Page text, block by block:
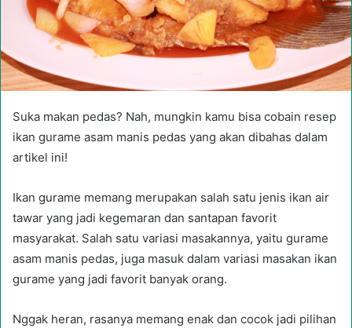
Suka makan pedas? Nah, mungkin kamu bisa cobain resep
ikan gurame asam manis pedas yang akan dibahas dalam
artikel ini!
Ikan gurame memang merupakan salah satu jenis ikan air
tawar yang jadi kegemaran dan santapan favorit
masyarakat. Salah satu variasi masakannya, yaitu gurame
asam manis pedas, juga masuk dalam variasi masakan ikan
gurame yang jadi favorit banyak orang.
Nggak heran, rasanya memang enak dan cocok jadi pilihan